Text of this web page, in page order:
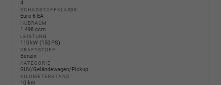
4
SCHADSTOFFKLASSE
Euro 6 EA
HUBRAUM
1.498 ccm
LEISTUNG
110 kW (150 PS)
KRAFTSTOFF
Benzin
KATEGORIE
SUV/Geländewagen/Pickup
KILOMETERSTAND
10 km